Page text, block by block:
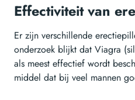
Effectiviteit van
Er zijn verschillende
onderzoek blijkt dat Viagra
als meest effectief wordt
middel dat bij veel mannen